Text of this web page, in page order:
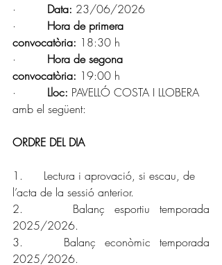
· Data: 23/06/2026
· Hora de primera
convocatòria: 18:30 h
· Hora de segona
convocatòria: 19:00 h
· Lloc: PAVELLÓ COSTA I LLOBERA
amb el següent:
ORDRE DEL DIA
1.      Lectura i aprovació, si escau, de
l’acta de la sessió anterior.
2. 	  Balanç esportiu temporada
2025/2026.
3.	  Balanç econòmic temporada
2025/2026.